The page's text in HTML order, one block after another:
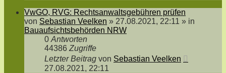
VwGO, RVG: Rechtsanwaltsgebühren prüfen
von Sebastian Veelken » 27.08.2021, 22:11 » in
Bauaufsichtsbehörden NRW
0 Antworten
44386 Zugriffe
Letzter Beitrag von Sebastian Veelken
27.08.2021, 22:11